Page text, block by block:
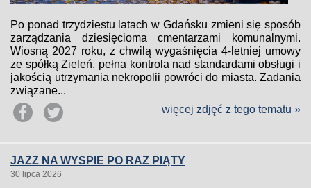
Po ponad trzydziestu latach w Gdańsku zmieni się sposób
zarządzania dziesięcioma cmentarzami komunalnymi.
Wiosną 2027 roku, z chwilą wygaśnięcia 4-letniej umowy
ze spółką Zieleń, pełna kontrola nad standardami obsługi i
jakością utrzymania nekropolii powróci do miasta. Zadania
związane...
więcej zdjęć z tego tematu »
JAZZ NA WYSPIE PO RAZ PIĄTY
30 lipca 2026